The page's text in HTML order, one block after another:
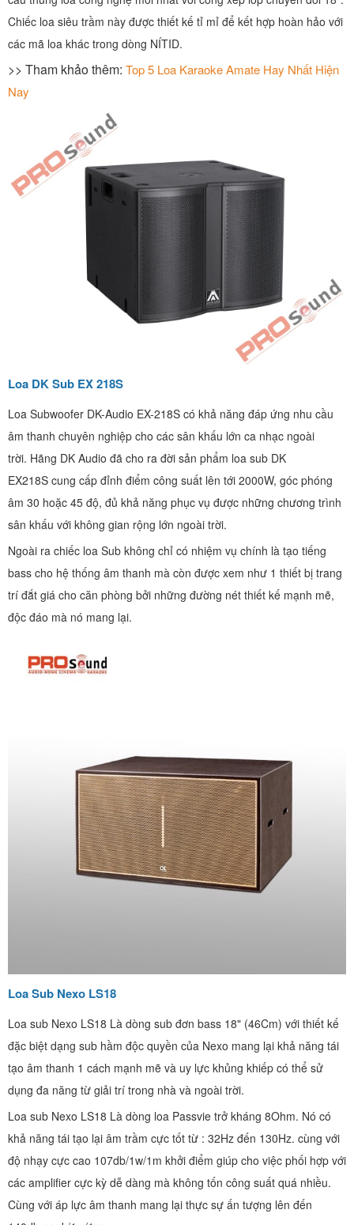
Chiếc loa siêu trầm này được thiết kế tỉ mỉ để kết hợp hoàn hảo với
các mã loa khác trong dòng NÍTID.
>> Tham khảo thêm: Top 5 Loa Karaoke Amate Hay Nhất Hiện
Nay
Loa DK Sub EX 218S
Loa Subwoofer DK-Audio EX-218S có khả năng đáp ứng nhu cầu
âm thanh chuyên nghiệp cho các sân khấu lớn ca nhạc ngoài
trời. Hãng DK Audio đã cho ra đời sản phẩm loa sub DK
EX218S cung cấp đỉnh điểm công suất lên tới 2000W, góc phóng
âm 30 hoặc 45 độ, đủ khả năng phục vụ được những chương trình
sân khấu với không gian rộng lớn ngoài trời.
Ngoài ra chiếc loa Sub không chỉ có nhiệm vụ chính là tạo tiếng
bass cho hệ thống âm thanh mà còn được xem như 1 thiết bị trang
trí đắt giá cho căn phòng bởi những đường nét thiết kế mạnh mẽ,
độc đáo mà nó mang lại.
Loa Sub Nexo LS18
Loa sub Nexo LS18 Là dòng sub đơn bass 18" (46Cm) với thiết kế
đặc biệt dạng sub hầm độc quyền của Nexo mang lại khả năng tái
tạo âm thanh 1 cách mạnh mẽ và uy lực khủng khiếp có thể sử
dụng đa năng từ giải trí trong nhà và ngoài trời.
Loa sub Nexo LS18 Là dòng loa Passvie trở kháng 8Ohm. Nó có
khả năng tái tạo lại âm trầm cực tốt từ : 32Hz đến 130Hz. cùng với
độ nhạy cực cao 107db/1w/1m khởi điểm giúp cho việc phối hợp với
các amplifier cực kỳ dễ dàng mà không tốn công suất quá nhiều.
Cùng với áp lực âm thanh mang lại thực sự ấn tượng lên đến